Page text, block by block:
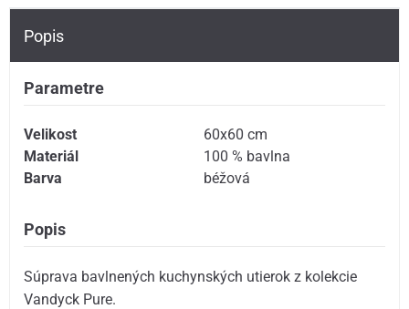
Popis
Parametre
Velikost
60x60 cm
Materiál
100 % bavlna
Barva
béžová
Popis
Súprava bavlnených kuchynských utierok z kolekcie
Vandyck Pure.